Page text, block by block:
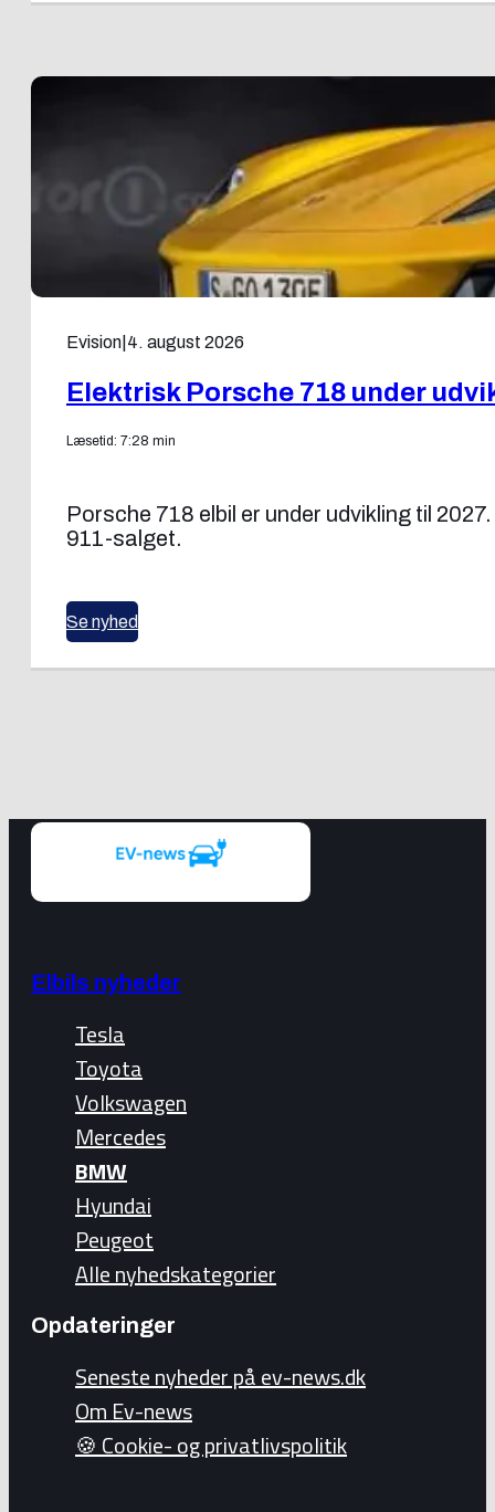
Evision 4. august 2026
Elektrisk Porsche 718 under
Læsetid: 7:28 min
Porsche 718 elbil er under udvikling til
911-salget.
Se nyhed
Elbils nyheder
Tesla
Toyota
Volkswagen
Mercedes
BMW
Hyundai
Peugeot
Alle nyhedskategorier
Opdateringer
Seneste nyheder på ev-news.dk
Om Ev-news
🍪 Cookie- og privatlivspolitik